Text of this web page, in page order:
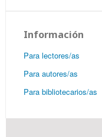
Información
Para lectores/as
Para autores/as
Para bibliotecarios/as